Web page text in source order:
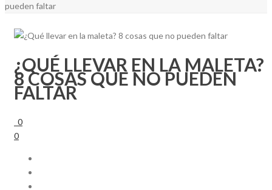
pueden faltar
¿QUÉ LLEVAR EN LA MALETA?
8 COSAS QUE NO PUEDEN
FALTAR
0
0